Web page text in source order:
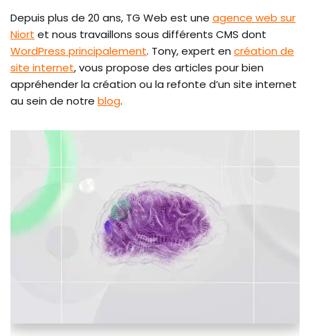
Depuis plus de 20 ans, TG Web est une agence web sur
Niort et nous travaillons sous différents CMS dont
WordPress principalement. Tony, expert en création de
site internet, vous propose des articles pour bien
appréhender la création ou la refonte d’un site internet
au sein de notre blog.